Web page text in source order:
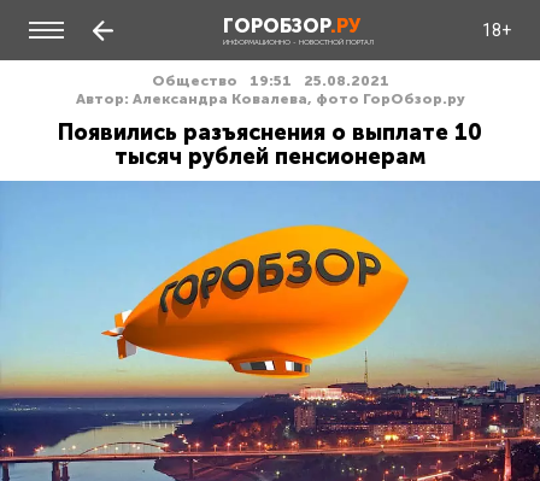
ГОРОБЗОР.РУ
ИНФОРМАЦИОННО - НОВОСТНОЙ ПОРТАЛ
18+
Общество 19:51
25.08.2021
Автор: Александра Ковалева, фото ГорОбзор.ру
Появились разъяснения о выплате 10
тысяч рублей пенсионерам